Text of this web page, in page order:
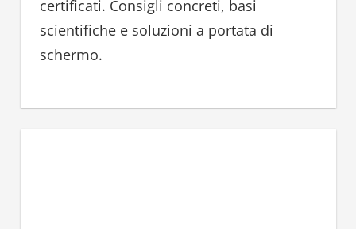
certificati. Consigli concreti, basi
scientifiche e soluzioni a portata di
schermo.